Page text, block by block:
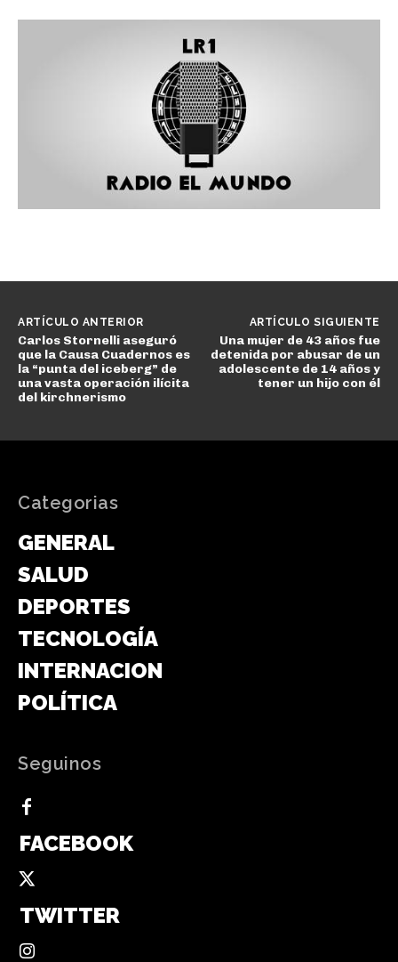
ARTÍCULO ANTERIOR
Carlos Stornelli aseguró
que la Causa Cuadernos es
la “punta del iceberg” de
una vasta operación ilícita
del kirchnerismo
ARTÍCULO SIGUIENTE
Una mujer de 43 años fue
detenida por abusar de un
adolescente de 14 años y
tener un hijo con él
Categorias
GENERAL
SALUD
DEPORTES
TECNOLOGÍA
INTERNACIONAL
POLÍTICA
Seguinos
FACEBOOK
TWITTER